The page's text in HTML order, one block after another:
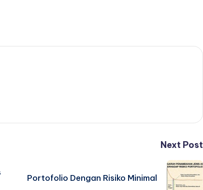
Next Post
Portofolio Dengan Risiko Minimal